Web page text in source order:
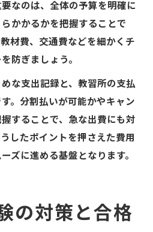
なのは、全体の予算を明確に
かかるかを把握することで
材費、交通費などを細かくチ
防ぎましょう。
な支出記録と、教習所の支払
。分割払いが可能かやキャン
することで、急な出費にも対
したポイントを押さえた費用
ズに進める基盤となります。
の対策と合格